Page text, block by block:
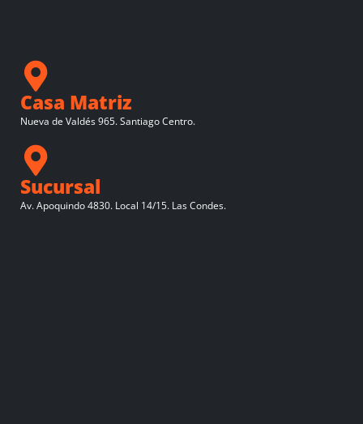
Casa Matriz
Nueva de Valdés 965. Santiago Centro.
Sucursal
Av. Apoquindo 4830. Local 14/15. Las Condes.